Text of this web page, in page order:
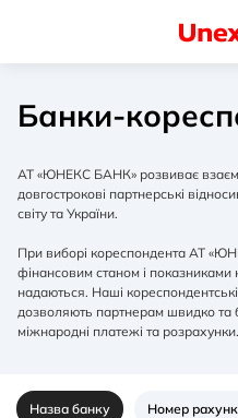
Банки-
АТ «ЮНЕКС БАНК» розвиває
довгострокові партнерські
світу та України.
При виборі кореспондента АТ
фінансовим станом і показниками
надаються. Наші
дозволяють партнерам швидко та
міжнародні платежі та розрахунки.
Назва банку Номер